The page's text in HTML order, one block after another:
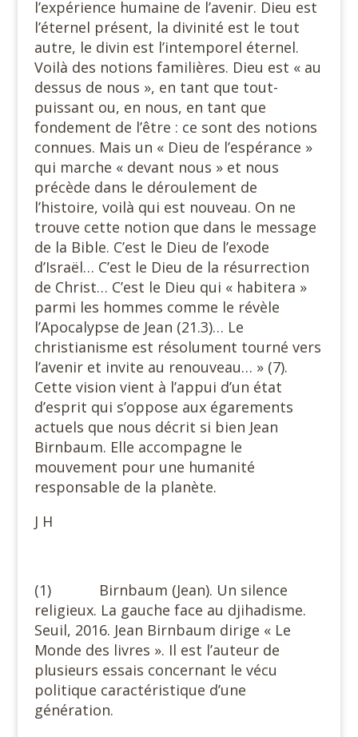
l’expérience humaine de l’avenir. Dieu est
l’éternel présent, la divinité est le tout
autre, le divin est l’intemporel éternel.
Voilà des notions familières. Dieu est « au
dessus de nous », en tant que tout-
puissant ou, en nous, en tant que
fondement de l’être : ce sont des notions
connues. Mais un « Dieu de l’espérance »
qui marche « devant nous » et nous
précède dans le déroulement de
l’histoire, voilà qui est nouveau. On ne
trouve cette notion que dans le message
de la Bible. C’est le Dieu de l’exode
d’Israël… C’est le Dieu de la résurrection
de Christ… C’est le Dieu qui « habitera »
parmi les hommes comme le révèle
l’Apocalypse de Jean (21.3)… Le
christianisme est résolument tourné vers
l’avenir et invite au renouveau… » (7).
Cette vision vient à l’appui d’un état
d’esprit qui s’oppose aux égarements
actuels que nous décrit si bien Jean
Birnbaum. Elle accompagne le
mouvement pour une humanité
responsable de la planète.
J H
(1) Birnbaum (Jean). Un silence
religieux. La gauche face au djihadisme.
Seuil, 2016. Jean Birnbaum dirige « Le
Monde des livres ». Il est l’auteur de
plusieurs essais concernant le vécu
politique caractéristique d’une
génération.